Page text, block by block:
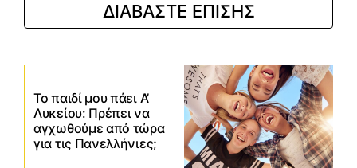
ΔΙΑΒΑΣΤΕ ΕΠΙΣΗΣ
Το παιδί μου πάει Α’
Λυκείου: Πρέπει να
αγχωθούμε από τώρα
για τις Πανελλήνιες;